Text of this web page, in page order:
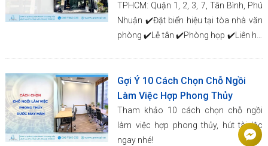
TPHCM: Quận 1, 2, 3, 7, Tân Bình, Phú
Nhuận ✔️Đặt biển hiệu tại tòa nhà văn
phòng ✔️Lễ tân ✔️Phòng họp ✔️Liên hệ:
Gợi Ý 10 Cách Chọn Chỗ Ngồi
Làm Việc Hợp Phong Thủy
Tham khảo 10 cách chọn chỗ ngồi
làm việc hợp phong thủy, hút tài lộc
ngay nhé!